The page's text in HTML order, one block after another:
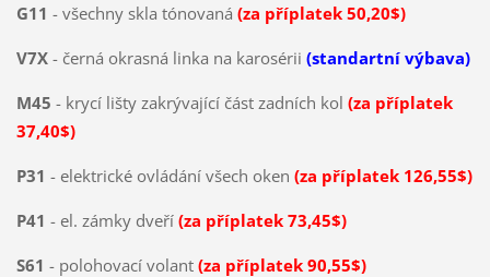
G11 - všechny skla tónovaná (za příplatek 50,20$)
V7X- černá okrasná linka na karosérii (standartní výbava)
M45 - krycí lišty zakrývající část zadních kol (za příplatek
37,40$)
P31 - elektrické ovládání všech oken (za příplatek 126,55$)
P41 - el. zámky dveří (za příplatek 73,45$)
S61 - polohovací volant (za příplatek 90,55$)